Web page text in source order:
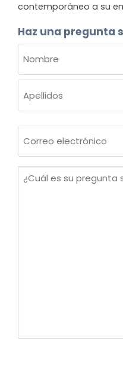
contemporáneo a su
Haz una pregunta
(OBLIGATORIO)
Nombre
electrónico
¿Cuál